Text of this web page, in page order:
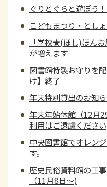
ぐりとぐらと遊ぼう
こどもまつり・とし
「学校★(ほし)ほん
が増えます
図書館特製お守りを
け】終了
年末特別貸出のお知
年末年始休館（12月
利用はご遠慮ください
中央図書館でオレン
す。
歴史民俗資料館の工
（11月8日～)